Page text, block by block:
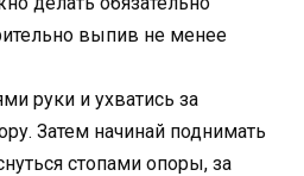
выпив не менее
руки и ухватись за
Затем начинай поднимать
стопами опоры, за